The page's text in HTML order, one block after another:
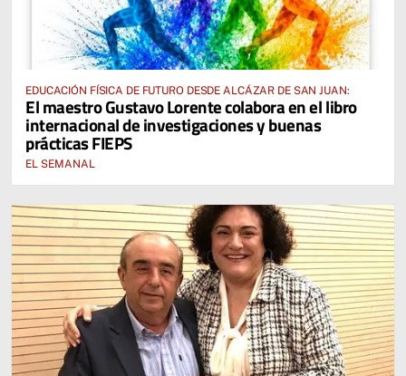
EDUCACIÓN FÍSICA DE FUTURO DESDE ALCÁZAR DE SAN JUAN:
El maestro Gustavo Lorente colabora en el libro
internacional de investigaciones y buenas
prácticas FIEPS
EL SEMANAL